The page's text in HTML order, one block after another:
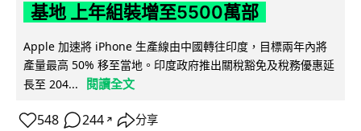
基地 上年組裝增至5500萬部
Apple 加速將 iPhone 生產線由中國轉往印度，目標兩年內將
產量最高 50% 移至當地。印度政府推出關稅豁免及稅務優惠延
長至 204...
閱讀全文
548 244 ↗ 分享